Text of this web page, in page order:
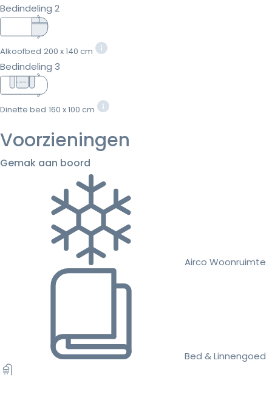
Bedindeling 2
Alkoofbed 200 x 140 cm
Bedindeling 3
Dinette bed 160 x 100 cm
Voorzieningen
Gemak aan boord
Airco Woonruimte
Bed & Linnengoed